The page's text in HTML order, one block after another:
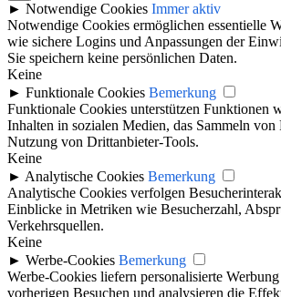
► Notwendige Cookies Immer aktiv
Notwendige Cookies ermöglichen essentielle
wie sichere Logins und Anpassungen der
Sie speichern keine persönlichen Daten.
Keine
► Funktionale Cookies Bemerkung
Funktionale Cookies unterstützen Funktionen
Inhalten in sozialen Medien, das Sammeln von
Nutzung von Drittanbieter-Tools.
Keine
► Analytische Cookies Bemerkung
Analytische Cookies verfolgen
Einblicke in Metriken wie Besucherzahl,
Verkehrsquellen.
Keine
► Werbe-Cookies Bemerkung
Werbe-Cookies liefern personalisierte
vorherigen Besuchen und analysieren die